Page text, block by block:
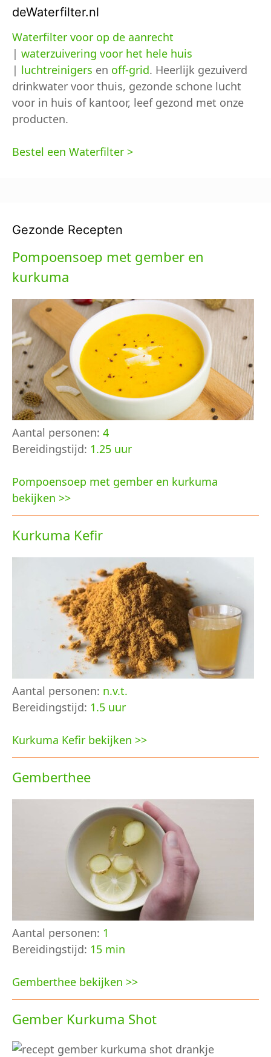
deWaterfilter.nl
Waterfilter voor op de aanrecht
| waterzuivering voor het hele huis
| luchtreinigers en off-grid. Heerlijk gezuiverd
drinkwater voor thuis, gezonde schone lucht
voor in huis of kantoor, leef gezond met onze
producten.
Bestel een Waterfilter >
Gezonde Recepten
Pompoensoep met gember en
kurkuma
Aantal personen: 4
Bereidingstijd: 1.25 uur
Pompoensoep met gember en kurkuma
bekijken >>
Kurkuma Kefir
Aantal personen: n.v.t.
Bereidingstijd: 1.5 uur
Kurkuma Kefir bekijken >>
Gemberthee
Aantal personen: 1
Bereidingstijd: 15 min
Gemberthee bekijken >>
Gember Kurkuma Shot